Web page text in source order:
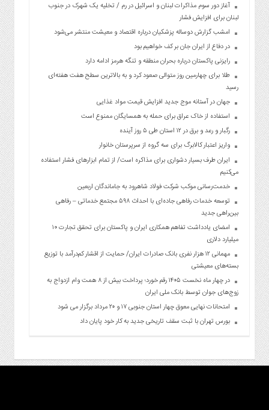
آغاز دور سوم مذاکرات لبنان و اسرائیل در رم / تخلیه یک شهرک در جنوب
لبنان برای افزایش فشار
امشب گزارش دوساله پزشکیان درباره اقتصاد و معیشت منتشر می‌شود
در دفاع از ایران جان بر کف خواهیم بود
رایزنی پاکستان درباره بحران منطقه و تنگه هرمز ادامه دارد
طلا برای چهارمین روز متوالی صعود کرد و به بالاترین سطح هفت هفته‌ای
رسید
جهان در آستانه موج جدید افزایش قیمت مواد غذایی
استفاده از خاک عراق برای حمله به همسایگان ممنوع است
رگبار و رعد و برق در ۱۲ استان طی ۵ روز آینده
واریز اعتبار کالابرگ برای سه گروه از سرپرستان خانوار
ایران طرف بسیار دشواری برای مذاکره است/ از تمام ابزارهای فشار استفاده
می‌کنیم
خدمت‌رسانی موکب شرکت فولاد شاهرود به جاماندگان اربعین
توسعه خدمات رفاهی جاده‌ای با احداث ۵۹۸ مجتمع خدماتی – رفاهی
بین‌راهی جدید
امضای یادداشت تفاهم همکاری ایران و پاکستان برای تحقق تجارت ۱۰
میلیارد دلاری
مهمانی ۱۲ هزار نفری بانک صادرات ایران/ حمایت از اقشار کم‌درآمد با توزیع
بسته‌های معیشتی
در چهار ماه نخست ۱۴۰۵ رقم خورد؛ پرداخت بیش از ۸ همت وام ازدواج به
زوج‌های جوان توسط بانک ملی ایران
امتحانات نهایی معوق چهار استان جنوبی ۱۷ و ۲۰ مرداد برگزار می شود
بورس تهران با ثبت سقف تاریخی جدید به کار خود پایان داد